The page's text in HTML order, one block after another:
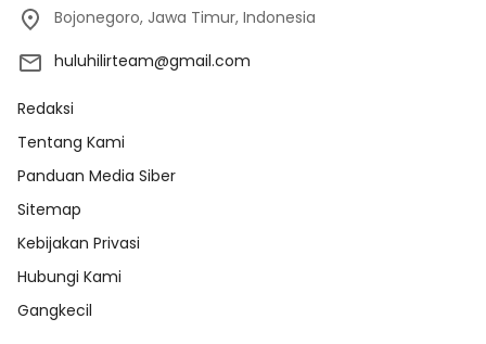
Bojonegoro, Jawa Timur, Indonesia
huluhilirteam@gmail.com
Redaksi
Tentang Kami
Panduan Media Siber
Sitemap
Kebijakan Privasi
Hubungi Kami
Gangkecil